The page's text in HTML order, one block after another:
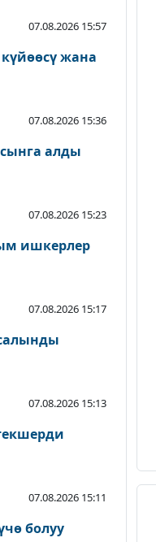
07.08.2026 15:57
жана
07.08.2026 15:36
алды
07.08.2026 15:23
ишкерлер
07.08.2026 15:17
07.08.2026 15:13
07.08.2026 15:11
болуу